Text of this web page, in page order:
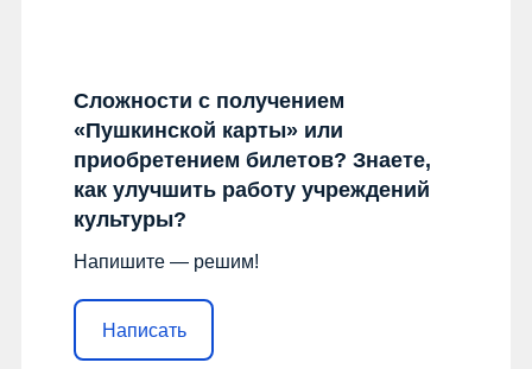
БИБЛИОТЕКИ 51
Сложности с получением
«Пушкинской карты» или
приобретением билетов? Знаете,
как улучшить работу учреждений
культуры?
Напишите — решим!
Написать